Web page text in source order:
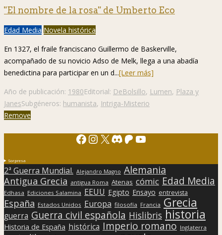
"El nombre de la rosa" de Umberto Eco
Edad Media Novela histórica
En 1327, el fraile franciscano Guillermo de Baskerville,
acompañado de su novicio Adso de Melk, llega a una abadía
benedictina para participar en un d...[Leer más]
Año de publicación: 1980Editorial: DeBolsillo, Lumen, Plaza y
JanesSubgéneros: humanista, Intriga-Misterio
Remove
Facebook
Instagram
X Discord
Patreon
YouTube
Sorpresa
2ª Guerra Mundial. Alejandro Magno Alemania
Antigua Grecia antigua Roma Atenas cómic Edad Media
Edhasa Ediciones Salamina EEUU Egipto Ensayo entrevista
España Estados Unidos Europa filosofía Francia Grecia
guerra Guerra civil española Hislibris historia
Historia de España histórica Imperio romano Inglaterra